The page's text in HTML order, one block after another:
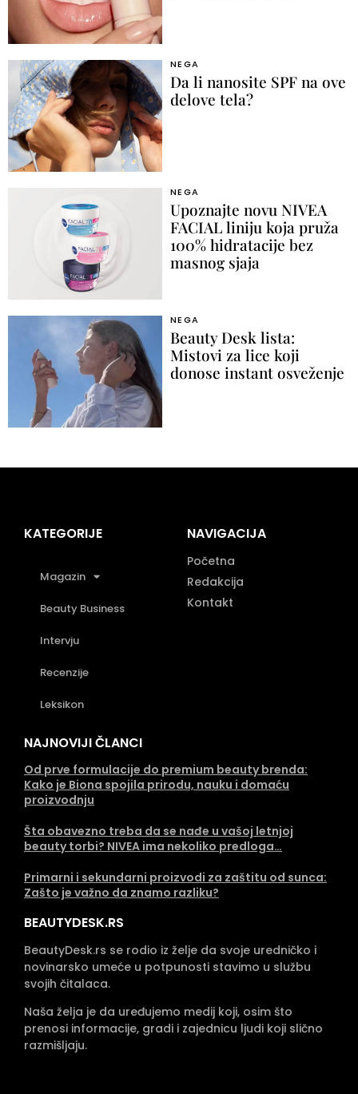
NEGA
Da li nanosite SPF na ove
delove tela?
NEGA
Upoznajte novu NIVEA
FACIAL liniju koja pruža
100% hidratacije bez
masnog sjaja
NEGA
Beauty Desk lista:
Mistovi za lice koji
donose instant osveženje
KATEGORIJE
Magazin
Beauty Business
Intervju
Recenzije
Leksikon
NAVIGACIJA
Početna
Redakcija
Kontakt
NAJNOVIJI ČLANCI
Od prve formulacije do premium beauty brenda:
Kako je Biona spojila prirodu, nauku i domaću
proizvodnju
Šta obavezno treba da se nađe u vašoj letnjoj
beauty torbi? NIVEA ima nekoliko predloga…
Primarni i sekundarni proizvodi za zaštitu od sunca:
Zašto je važno da znamo razliku?
BEAUTYDESK.RS
BeautyDesk.rs se rodio iz želje da svoje uredničko i
novinarsko umeće u potpunosti stavimo u službu
svojih čitalaca.
Naša želja je da uređujemo medij koji, osim što
prenosi informacije, gradi i zajednicu ljudi koji slično
razmišljaju.